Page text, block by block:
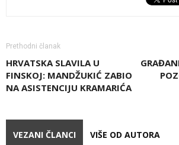
Prethodni članak
HRVATSKA SLAVILA U
FINSKOJ: MANDŽUKIĆ ZABIO
NA ASISTENCIJU KRAMARIĆA
VEZANI ČLANCI VIŠE OD AUTORA